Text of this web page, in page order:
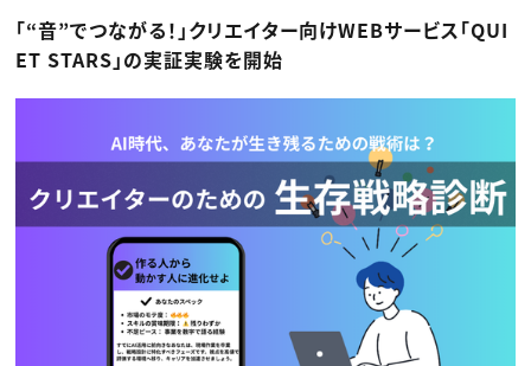
編集・ライティング
マーケティング
ディレクション
業界解説・キャリア事情
お役立ち基礎知識
Webクリエイター
アプリクリエイター
ゲームクリエイター
映像クリエイター
マーケッター
C＆R Magazine
セミナー
映像
広告
出版
CREATIVE VILLAGEからのお知らせ
プロフェッショナル×つながる×メディア
「“音”でつながる！」クリエイター向けWEBサービス「QUI
ET STARS」の実証実験を開始